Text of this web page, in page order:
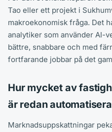
Tao eller ett projekt i
makroekonomisk fråga. Det
analytiker som använder AI-
bättre, snabbare och med
fortfarande jobbar på det
Hur mycket av
är redan
Marknadsuppskattningar